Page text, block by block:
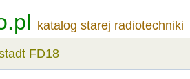
katalog starej radiotechniki
FD18